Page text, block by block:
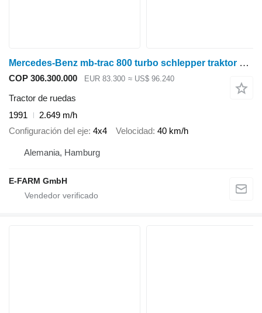
Mercedes-Benz mb-trac 800 turbo schlepper traktor oldtimer
COP 306.300.000 EUR 83.300 ≈ US$ 96.240
Tractor de ruedas
1991
2.649 m/h
Configuración del eje 4x4 Velocidad 40 km/h
Alemania, Hamburg
E-FARM GmbH